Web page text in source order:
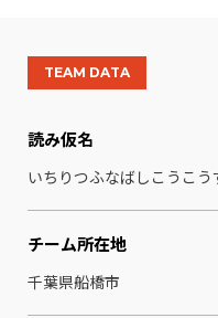
TEAM DATA
読み仮名
いちりつふなばしこうこ
チーム所在地
千葉県船橋市